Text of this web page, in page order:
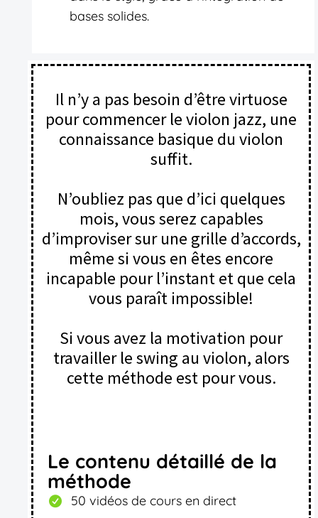
bases solides.
Il n’y a pas besoin d’être virtuose
pour commencer le violon jazz, une
connaissance basique du violon
suffit.
N’oubliez pas que d’ici quelques
mois, vous serez capables
d’improviser sur une grille d’accords,
même si vous en êtes encore
incapable pour l’instant et que cela
vous paraît impossible!
Si vous avez la motivation pour
travailler le swing au violon, alors
cette méthode est pour vous.
Le contenu détaillé de la
méthode
50 vidéos de cours en direct